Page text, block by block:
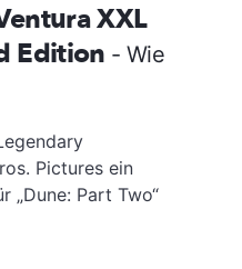
XXL
Edition - Wie
Pictures ein
„Dune: Part Two“